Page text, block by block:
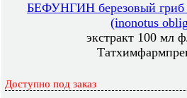
БЕФУНГИН березовый гриб
(inonotus
экстракт 100 мл
Доступно под заказ